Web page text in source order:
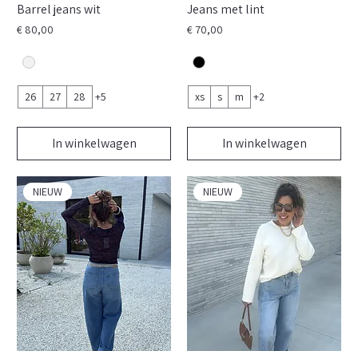
Barrel jeans wit
Prijs
€ 80,00
26 27 28 +5
In winkelwagen
Jeans met lint
Prijs
€ 70,00
xs s m +2
In winkelwagen
NIEUW NIEUW